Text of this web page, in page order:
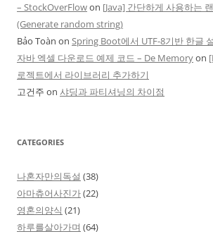
– StockOverFlowon [Java] 간단하게 사용하는
(Generate random string)
Bảo Toàn on Spring Boot에서 UTF-8기반 한글
자바 엑셀 다운로드 예제 코드 – De Memoryon
로젝트에서 라이브러리 추가하기
고건주 on 샤딩과 파티셔닝의 차이점
CATEGORIES
나혼자만의독설 (38)
아마츄어사진가(22)
영혼의양식 (21)
하루를살아가며 (64)